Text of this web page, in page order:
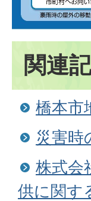
関連
橋本市
災害時
株式会
供に関す